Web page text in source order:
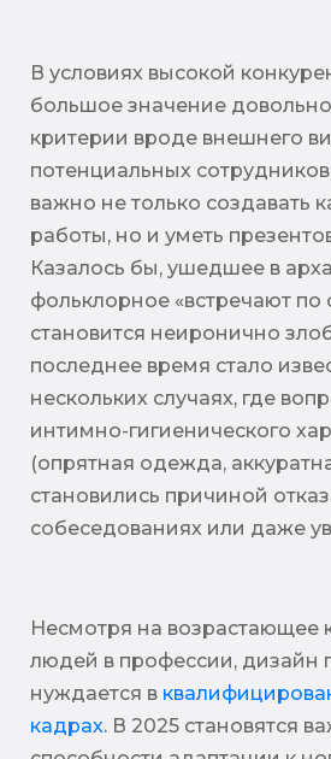
В условиях высокой
большое значение
критерии вроде внешнего
потенциальных
важно не только создавать
работы, но и уметь
Казалось бы, ушедшее в
фольклорное «встречают
становится неиронично
последнее время стало
нескольких случаях, где
интимно-гигиенического
(опрятная одежда,
становились причиной
собеседованиях или даже
Несмотря на возрастающее
людей в профессии, дизайн
нуждается в
кадрах. В 2025 становятся